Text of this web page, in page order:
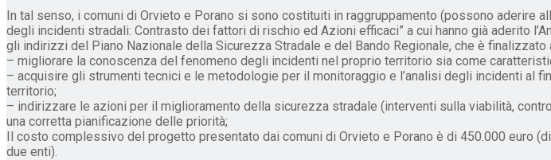
In tal senso, i comuni di Orvieto e Porano si sono costituiti in raggruppamento (possono aderire
degli incidenti stradali: Contrasto dei fattori di rischio ed Azioni efficaci” a cui hanno già aderito
gli indirizzi del Piano Nazionale della Sicurezza Stradale e del Bando Regionale, che è
– migliorare la conoscenza del fenomeno degli incidenti nel proprio territorio sia come
– acquisire gli strumenti tecnici e le metodologie per il monitoraggio e l’analisi degli incidenti al
territorio;
– indirizzare le azioni per il miglioramento della sicurezza stradale (interventi sulla viabilità,
una corretta pianificazione delle priorità;
Il costo complessivo del progetto presentato dai comuni di Orvieto e Porano è di 450.000 euro
due enti).